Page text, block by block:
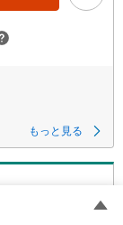
もっと見る